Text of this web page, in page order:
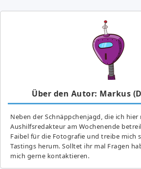
Über den Autor: Markus
Neben der Schnäppchenjagd, die ich hier
Aushilfsredakteur am Wochenende
Faibel für die Fotografie und treibe mich
Tastings herum. Solltet ihr mal Fragen
mich gerne kontaktieren.